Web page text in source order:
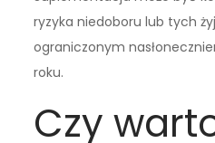
ryzyka niedoboru lub tych
ograniczonym
roku.
Czy